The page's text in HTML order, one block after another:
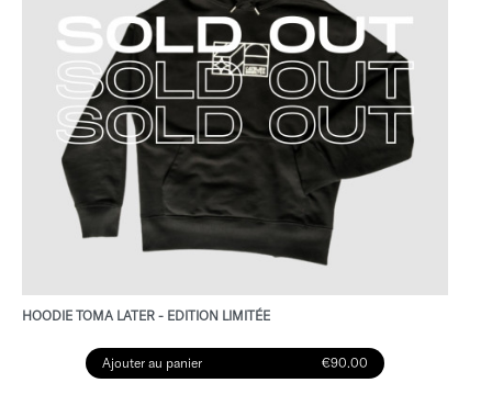
HOODIE TOMA LATER - EDITION LIMITÉE
Ajouter au panier €90.00